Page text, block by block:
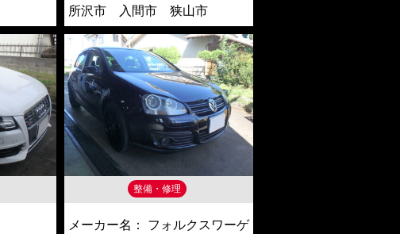
所沢市 入間市 狭山市
整備・修理
メーカー名： フォルクスワーゲ